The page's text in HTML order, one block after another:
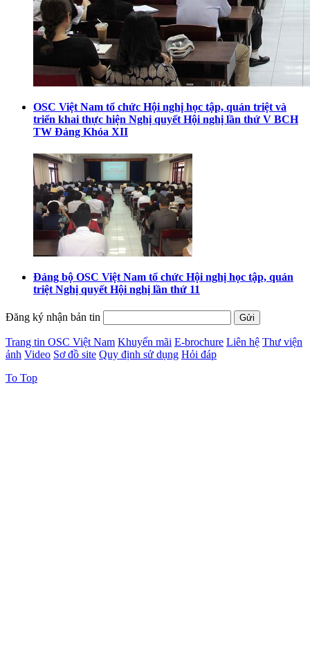
OSC Việt Nam tổ chức Hội nghị học tập, quán triệt và
triển khai thực hiện Nghị quyết Hội nghị lần thứ V BCH
TW Đảng Khóa XII
Đảng bộ OSC Việt Nam tổ chức Hội nghị học tập, quán
triệt Nghị quyết Hội nghị lần thứ 11
Đăng ký nhận bản tin
Trang tin OSC Việt Nam Khuyến mãi E-brochure Liên hệ Thư viện
ảnh Video Sơ đồ site Quy định sử dụng Hỏi đáp
To Top